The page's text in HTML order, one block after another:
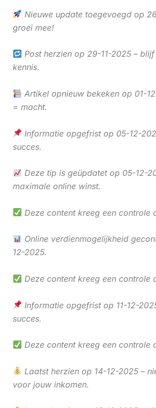
Nieuwe update toegevoegd op
groei mee!
Post herzien op 29-11-2025 –
kennis.
Artikel opnieuw bekeken op 01-
= macht.
Informatie opgefrist op 05-12-
succes.
Deze tip is geüpdatet op 05-12-
maximale online winst.
Deze content kreeg een controle
Online verdienmogelijkheid
12-2025.
Deze content kreeg een controle
Informatie opgefrist op 11-12-
succes.
Deze content kreeg een controle
Laatst herzien op 14-12-2025 –
voor jouw inkomen.